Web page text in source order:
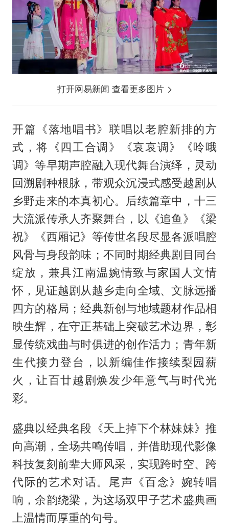
打开网易新闻 查看更多图片
开篇《落地唱书》联唱以老腔新排的方
式，将《四工合调》《哀哀调》《呤哦
调》等早期声腔融入现代舞台演绎，灵动
回溯剧种根脉，带观众沉浸式感受越剧从
乡野走来的本真初心。后续篇章中，十三
大流派传承人齐聚舞台，以《追鱼》《梁
祝》《西厢记》等传世名段尽显各派唱腔
风骨与身段韵味；不同时期经典剧目同台
绽放，兼具江南温婉情致与家国人文情
怀，见证越剧从越乡走向全域、文脉远播
四方的格局；经典新创与地域题材作品相
映生辉，在守正基础上突破艺术边界，彰
显传统戏曲与时俱进的创作活力；青年新
生代接力登台，以新编佳作接续梨园薪
火，让百廿越剧焕发少年意气与时代光
彩。
盛典以经典名段《天上掉下个林妹妹》推
向高潮，全场共鸣传唱，并借助现代影像
科技复刻前辈大师风采，实现跨时空、跨
代际的艺术对话。尾声《百念》婉转唱
响，余韵绕梁，为这场双甲子艺术盛典画
上温情而厚重的句号。